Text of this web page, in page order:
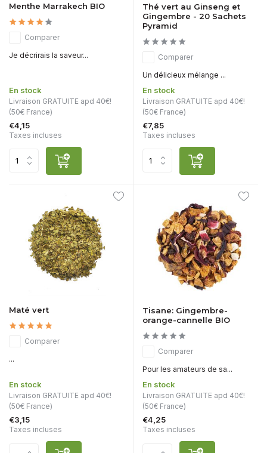
Menthe Marrakech BIO
Comparer
Je décrirais la saveur...
En stock
Livraison GRATUITE apd 40€!
(50€ France)
€4,15
Taxes incluses
Thé vert au Ginseng et
Gingembre - 20 Sachets
Pyramid
Comparer
Un délicieux mélange ...
En stock
Livraison GRATUITE apd 40€!
(50€ France)
€7,85
Taxes incluses
Maté vert
Comparer
...
En stock
Livraison GRATUITE apd 40€!
(50€ France)
€3,15
Taxes incluses
Tisane: Gingembre-
orange-cannelle BIO
Comparer
Pour les amateurs de sa...
En stock
Livraison GRATUITE apd 40€!
(50€ France)
€4,25
Taxes incluses